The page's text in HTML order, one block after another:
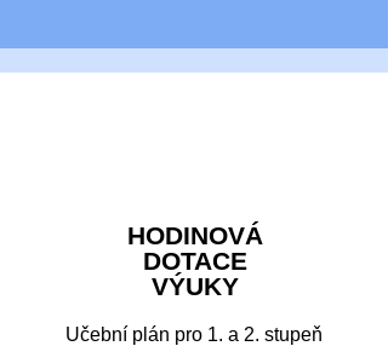
HODINOVÁ
DOTACE
VÝUKY
Učební plán pro 1. a 2. stupeň